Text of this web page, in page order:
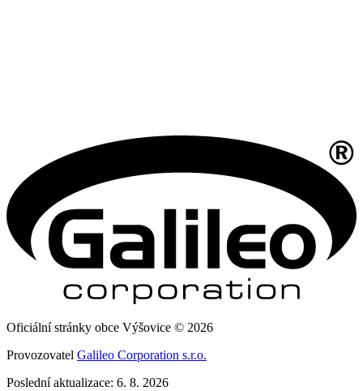
Oficiální stránky obce Výšovice © 2026
Provozovatel Galileo Corporation s.r.o.
Poslední aktualizace: 6. 8. 2026